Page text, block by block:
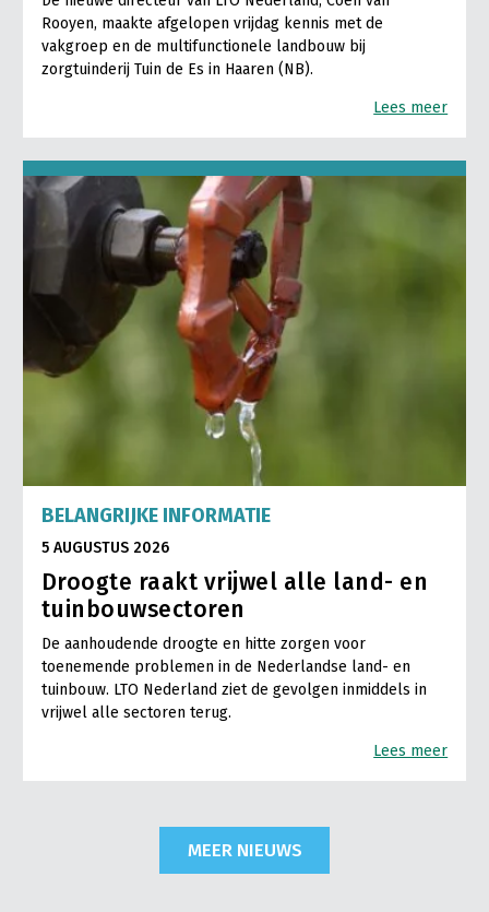
Rooyen, maakte afgelopen vrijdag kennis met de
vakgroep en de multifunctionele landbouw bij
zorgtuinderij Tuin de Es in Haaren (NB).
Lees meer
BELANGRIJKE INFORMATIE
5 AUGUSTUS 2026
Droogte raakt vrijwel alle land- en
tuinbouwsectoren
De aanhoudende droogte en hitte zorgen voor
toenemende problemen in de Nederlandse land- en
tuinbouw. LTO Nederland ziet de gevolgen inmiddels in
vrijwel alle sectoren terug.
Lees meer
MEER NIEUWS